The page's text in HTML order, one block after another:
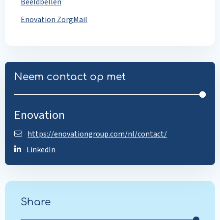
Enovation ZorgMail
Neem contact op met
Enovation
https://enovationgroup.com/nl/contact/
LinkedIn
Share